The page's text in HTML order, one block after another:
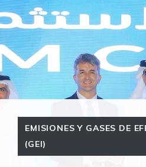
EMISIONES Y GASES DE
(GEI)